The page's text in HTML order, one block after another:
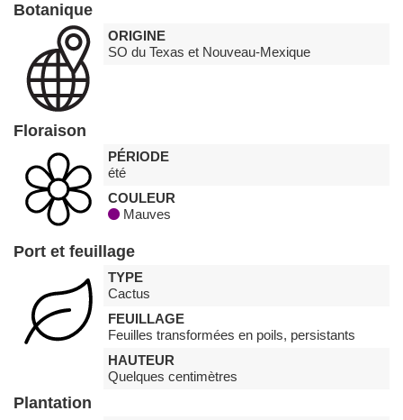
Botanique
ORIGINE
SO du Texas et Nouveau-Mexique
Floraison
PÉRIODE
été
COULEUR
Mauves
Port et feuillage
TYPE
Cactus
FEUILLAGE
Feuilles transformées en poils, persistants
HAUTEUR
Quelques centimètres
Plantation